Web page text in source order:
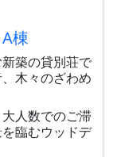
棟
築の貸別荘で
木々のざわめ
人数でのご滞
臨むウッドデ